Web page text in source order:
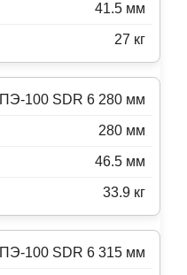
41.5 мм
27 кг
ПЭ-100 SDR 6 280 мм
280 мм
46.5 мм
33.9 кг
ПЭ-100 SDR 6 315 мм